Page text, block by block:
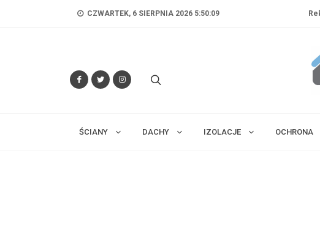
CZWARTEK, 6 SIERPNIA 2026 5:50:10
ŚCIANY DACHY IZOLACJE OCHRONA